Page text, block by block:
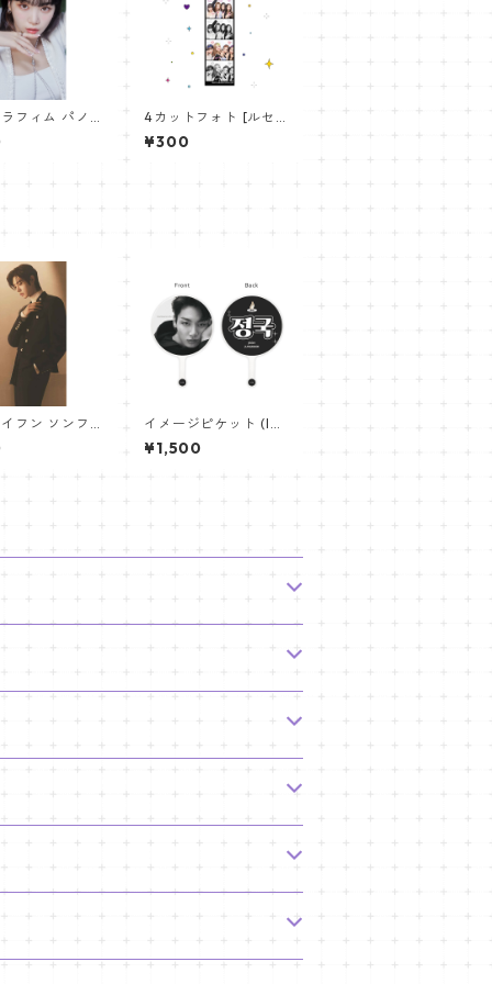
フィム パノラ
4カットフォト [ルセラ
フィム-01] 4CUT PH
OTO lessrafim 01
¥300
フン ソンフン
700*330mm
イメージピケット (Im
age Picket) うちわ -
ジョングク (JUNGKO
OK_22)
¥1,500